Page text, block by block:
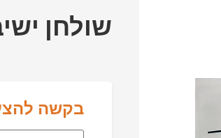
שולחן
בקשה